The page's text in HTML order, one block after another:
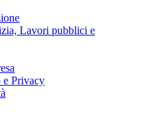
Lavori pubblici e
e Privacy